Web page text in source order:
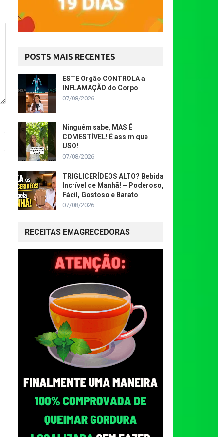
POSTS MAIS RECENTES
ESTE Orgão CONTROLA a
INFLAMAÇÃO do Corpo
07/08/2026
Ninguém sabe, MAS É
COMESTÍVEL! É assim que
USO!
07/08/2026
TRIGLICERÍDEOS ALTO? Bebida
Incrível de Manhã! – Poderoso,
Fácil, Gostoso e Barato
07/08/2026
RECEITAS EMAGRECEDORAS